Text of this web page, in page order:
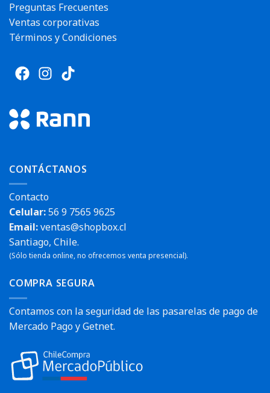
Envío rápido
Preguntas Frecuentes
Ventas corporativas
Términos y Condiciones
CONTÁCTANOS
Contacto
Celular:56 9 7565 9625
Email:ventas@shopbox.cl
Santiago, Chile.
(Sólo tienda online, no ofrecemos venta presencial).
COMPRA SEGURA
Contamos con la seguridad de las pasarelas de pago de
Mercado Pago y Getnet.